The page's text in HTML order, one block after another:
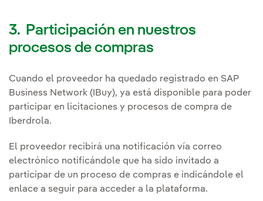
3. Participación en nuestros
procesos de compras
Cuando el proveedor ha quedado registrado en SAP
Business Network (IBuy), ya está disponible para poder
participar en licitaciones y procesos de compra de
Iberdrola.
El proveedor recibirá una notificación vía correo
electrónico notificándole que ha sido invitado a
participar de un proceso de compras e indicándole el
enlace a seguir para acceder a la plataforma.